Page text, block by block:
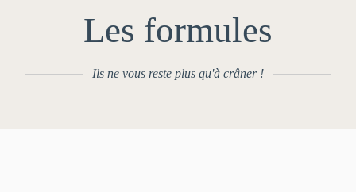
Les formules
Ils ne vous reste plus qu'à crâner !